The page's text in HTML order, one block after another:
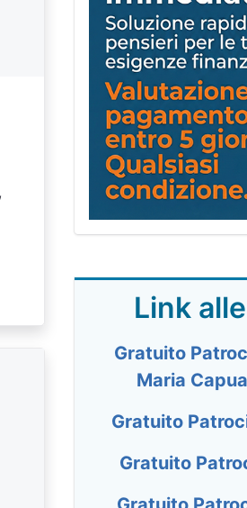
Link
Gratuito
Maria
Gratuito
Gratuito